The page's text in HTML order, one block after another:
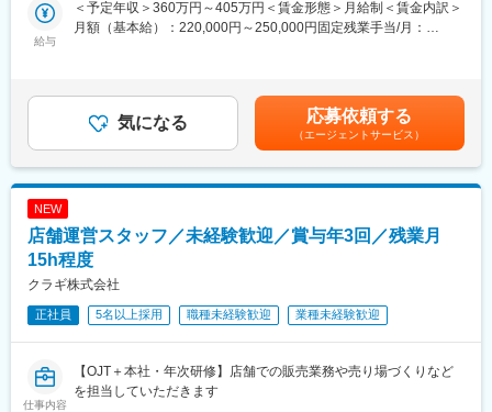
魚類養殖・近海まぐろ漁業、水産加工（部位別加工）、自社製
■入社後の業務ステップ（★未経験者も安心してご入社いただけま
す！）
・入出金の確認、簡単な資料作成 など
日次業務を中心に、経理の基本を一つずつ習得していただきま
す。
安心して取り組める環境です。
【3年後を目安とした業務の広がり】
業務に慣れてきた段階で、より専門性の高い業務にも携わってい
給与
＜予定年収＞360万円～405万円＜賃金形態＞月給制＜賃金内訳＞
月額（基本給）：220,000円～250,000円固定残業手当/月：
経験、スキル等を考慮して決定します。■昇給：年1回■賞与：年3
回※事業年度の実績、本人評価に応じて支給（前年度合計3.5カ月
分）※業績による賃金はあくまでも目安の金額であり、選考を通じ
て上下する可能性があります。月給(月額)は固定手当を含めた表記
です。
気になる 応募依頼する
（エージェントサービス）
NEW
店舗運営スタッフ／未経験歓迎／賞与年3回／残業月
15h程度
クラギ株式会社
正社員 5名以上採用 職種未経験歓迎 業種未経験歓迎
仕事内容
【OJT＋本社・年次研修】店舗での販売業務や売り場づくりなど
を担当していただきます